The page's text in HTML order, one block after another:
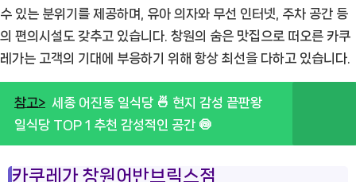
수 있는 분위기를 제공하며, 유아 의자와 무선 인터넷, 주차 공간 등
의 편의시설도 갖추고 있습니다. 창원의 숨은 맛집으로 떠오른 카쿠
레가는 고객의 기대에 부응하기 위해 항상 최선을 다하고 있습니다.
참고> 세종 어진동 일식당 🍜 현지 감성 끝판왕
일식당 TOP 1 추천 감성적인 공간 🍥
카쿠레가 창원어반브릭스점